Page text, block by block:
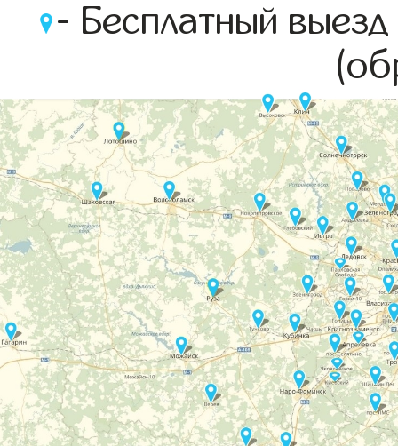
- Бесплатный